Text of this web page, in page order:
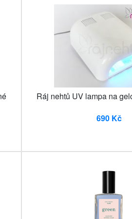
Ráj nehtů UV lampa na
690 Kč